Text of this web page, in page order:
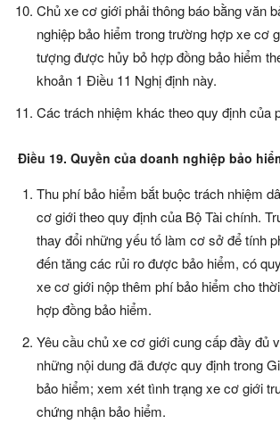
Chủ xe cơ giới phải thông báo bằng văn
nghiệp bảo hiểm trong trường hợp xe cơ
tượng được hủy bỏ hợp đồng bảo hiểm
khoản 1 Điều 11 Nghị định này.
Các trách nhiệm khác theo quy định của
Điều 19. Quyền của doanh nghiệp bảo
Thu phí bảo hiểm bắt buộc trách nhiệm
cơ giới theo quy định của Bộ Tài chính.
thay đổi những yếu tố làm cơ sở để tính
đến tăng các rủi ro được bảo hiểm, có
xe cơ giới nộp thêm phí bảo hiểm cho
hợp đồng bảo hiểm.
Yêu cầu chủ xe cơ giới cung cấp đầy đủ
những nội dung đã được quy định trong
bảo hiểm; xem xét tình trạng xe cơ giới
chứng nhận bảo hiểm.